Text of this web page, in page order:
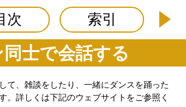
次 索引
士で会話する
て、雑談をしたり、一緒にダンスを踊った
。詳しくは下記のウェブサイトをご参照く